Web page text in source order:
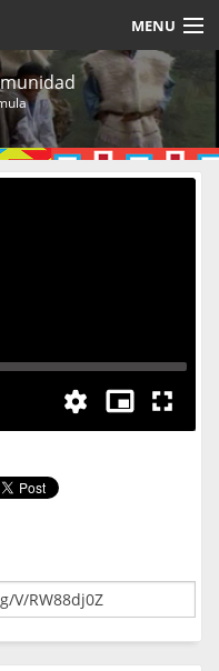
MENU